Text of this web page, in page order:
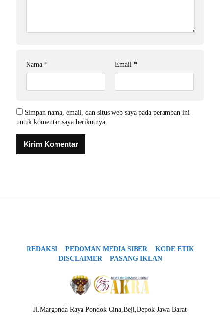
Nama * Email *
Simpan nama, email, dan situs web saya pada peramban ini
untuk komentar saya berikutnya.
REDAKSI PEDOMAN MEDIA SIBER
KODE ETIK
DISCLAIMER
PASANG IKLAN
Jl.Margonda Raya Pondok Cina,Beji,Depok Jawa Barat